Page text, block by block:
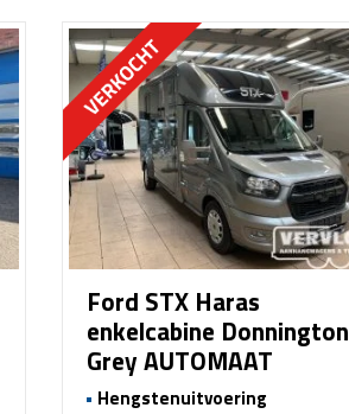
Ford STX Haras
enkelcabine Donnington
Grey AUTOMAAT
Hengstenuitvoering